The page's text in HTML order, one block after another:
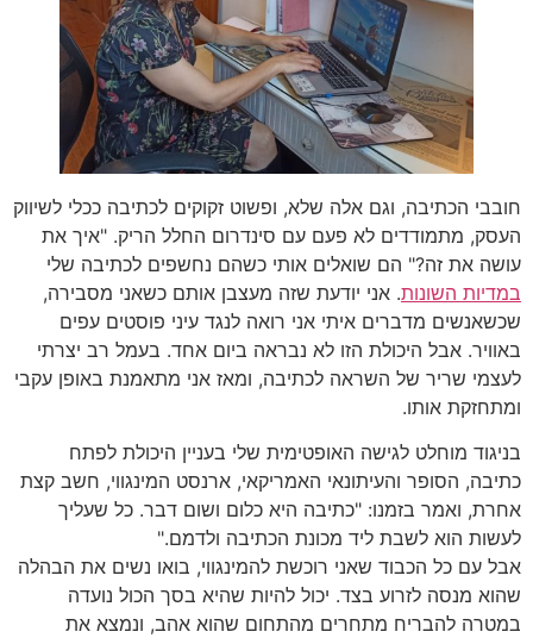
חובבי הכתיבה, וגם אלה שלא, ופשוט זקוקים לכתיבה ככלי לשיווק
העסק, מתמודדים לא פעם עם סינדרום החלל הריק. "איך את
עושה את זה?" הם שואלים אותי כשהם נחשפים לכתיבה שלי
במדיות השונות. אני יודעת שזה מעצבן אותם כשאני מסבירה,
שכשאנשים מדברים איתי אני רואה לנגד עיני פוסטים עפים
באוויר. אבל היכולת הזו לא נבראה ביום אחד. בעמל רב יצרתי
לעצמי שריר של השראה לכתיבה, ומאז אני מתאמנת באופן עקבי
ומתחזקת אותו.
בניגוד מוחלט לגישה האופטימית שלי בעניין היכולת לפתח
כתיבה, הסופר והעיתונאי האמריקאי, ארנסט המינגווי, חשב קצת
אחרת, ואמר בזמנו: "כתיבה היא כלום ושום דבר. כל שעליך
לעשות הוא לשבת ליד מכונת הכתיבה ולדמם."
אבל עם כל הכבוד שאני רוכשת להמינגווי, בואו נשים את הבהלה
שהוא מנסה לזרוע בצד. יכול להיות שהיא בסך הכול נועדה
במטרה להבריח מתחרים מהתחום שהוא אהב, ונמצא את